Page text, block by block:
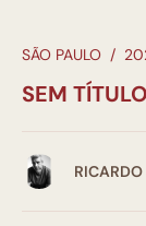
SÃO PAULO /
SEM TÍTULO